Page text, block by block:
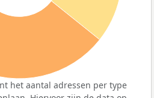
het aantal adressen per type